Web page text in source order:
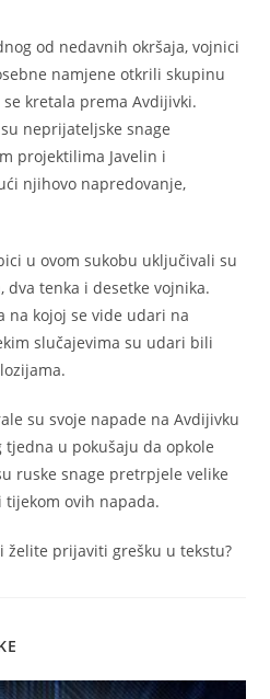
od nedavnih okršaja, vojnici
namjene otkrili skupinu
kretala prema Avdijivki.
neprijateljske snage
projektilima Javelin i
njihovo napredovanje,
u ovom sukobu uključivali su
tenka i desetke vojnika.
na kojoj se vide udari na
slučajevima su udari bili
su svoje napade na Avdijivku
u pokušaju da opkole
ruske snage pretrpjele velike
ovih napada.
želite prijaviti grešku u tekstu?